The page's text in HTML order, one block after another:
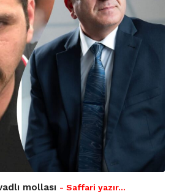
mollası - Saffari yazır…